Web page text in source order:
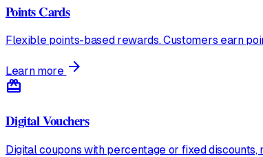
Points Cards
Flexible points-based rewards. Customers earn
Learn more arrow_forward
redeem
Digital Vouchers
Digital coupons with percentage or fixed